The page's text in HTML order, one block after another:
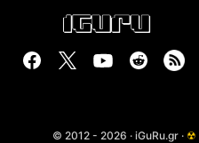
© 2012 - 2026 · iGuRu.gr · ☢